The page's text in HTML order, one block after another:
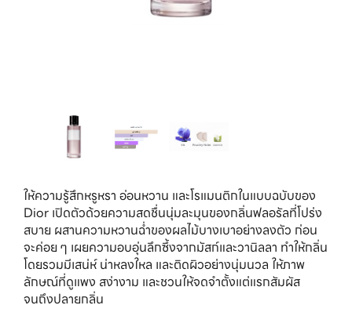
ให้ความรู้สึกหรูหรา อ่อนหวาน และโรแมนติกในแบบฉบับของ
Dior เปิดตัวด้วยความสดชื่นนุ่มละมุนของกลิ่นฟลอรัลที่โปร่ง
สบาย ผสานความหวานฉ่ำของผลไม้บางเบาอย่างลงตัว ก่อน
จะค่อย ๆ เผยความอบอุ่นลึกซึ้งจากมัสก์และวานิลลา ทำให้กลิ่น
โดยรวมมีเสน่ห์ น่าหลงใหล และติดผิวอย่างนุ่มนวล ให้ภาพ
ลักษณ์ที่ดูแพง สง่างาม และชวนให้จดจำตั้งแต่แรกสัมผัส
จนถึงปลายกลิ่น